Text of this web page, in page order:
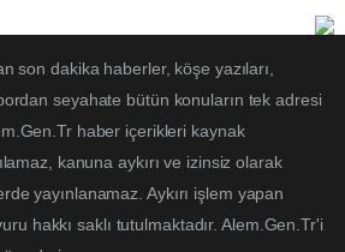
son dakika haberler, köşe yazıları,
seyahate bütün konuların tek adresi
haber içerikleri kaynak
kanuna aykırı ve izinsiz olarak
yayınlanamaz. Aykırı işlem yapan
hakkı saklı tutulmaktadır. Alem.Gen.Tr'i